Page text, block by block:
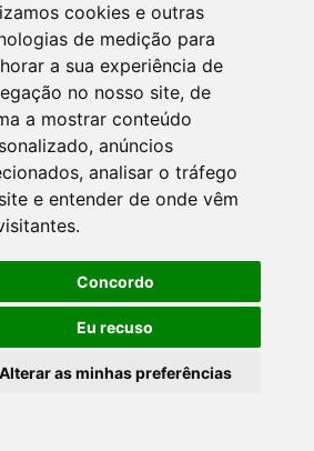
cookies e outras
de medição para
a sua experiência de
no nosso site, de
a mostrar conteúdo
anúncios
analisar o tráfego
e entender de onde vêm
Concordo
Eu recuso
Alterar as minhas preferências
de lixo Medida: 700x100
10Kg.
21.00€